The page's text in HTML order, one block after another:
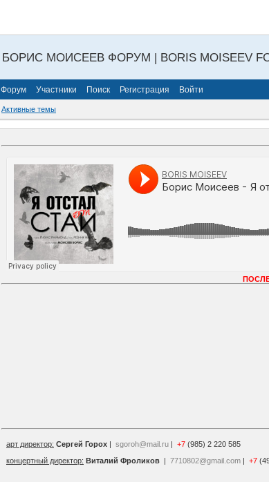
БОРИС МОИСЕЕВ ФОРУМ | BORIS MOISEEV
Форум Участники Поиск Регистрация Войти
Активные темы
арт директор: Сергей Горох | sgoroh@mail.ru | +7 (985) 2 220 585
концертный директор: Виталий Фроликов | 7710802@gmail.com | +7